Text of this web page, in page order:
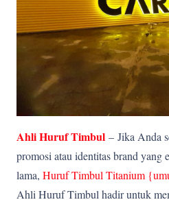
Ahli Huruf Timbul – Jika Anda
promosi atau identitas brand yang
lama, Huruf Timbul Titanium
Ahli Huruf Timbul hadir untuk